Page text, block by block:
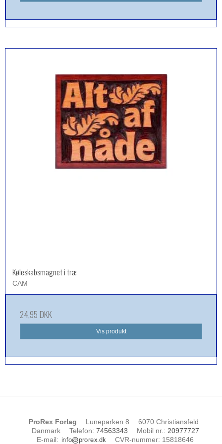
Køleskabsmagnet i træ
CAM
24,95 DKK
Vis produkt
ProRex Forlag Luneparken 8
6070 Christiansfeld
Danmark
Telefon: 74563343 Mobil nr. : 20977727
E-mail: CVR-nummer: 15818646